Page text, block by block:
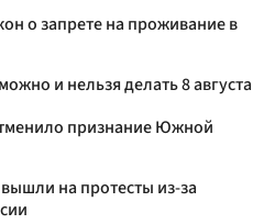
о запрете на проживание в
и нельзя делать 8 августа
признание Южной
на протесты из-за